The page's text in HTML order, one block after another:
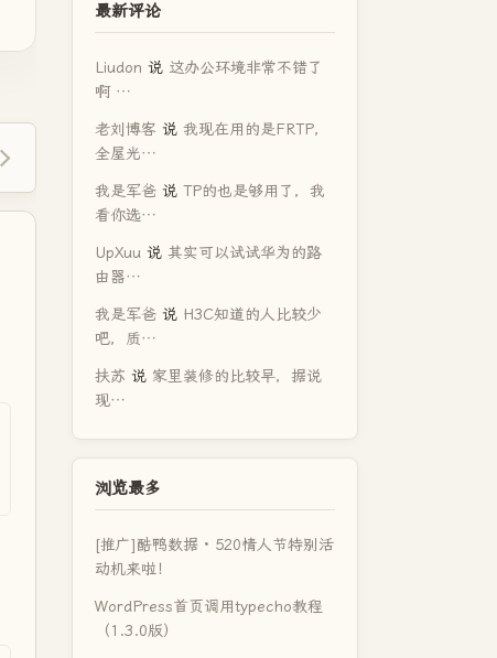
最新评论
Liudon 说 这办公环境非常不错了
啊 …
老刘博客 说 我现在用的是FRTP，
全屋光…
我是军爸 说 TP的也是够用了，我
看你选…
UpXuu 说 其实可以试试华为的路
由器…
我是军爸 说 H3C知道的人比较少
吧，质…
扶苏 说 家里装修的比较早，据说
现…
浏览最多
[推广]酷鸭数据 · 520情人节特别活
动机来啦！
WordPress首页调用typecho教程
（1.3.0版）